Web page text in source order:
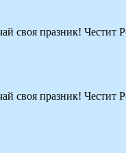
своя празник! Честит
своя празник! Честит